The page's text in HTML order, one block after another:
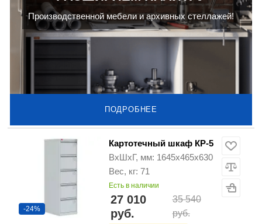
Производственной мебели и архивных стеллажей!
ПОДРОБНЕЕ
-24%
Картотечный шкаф КР-5
ВхШхГ, мм: 1645х465х630
Вес, кг: 71
Есть в наличии
27 010
руб.
35 540
руб.